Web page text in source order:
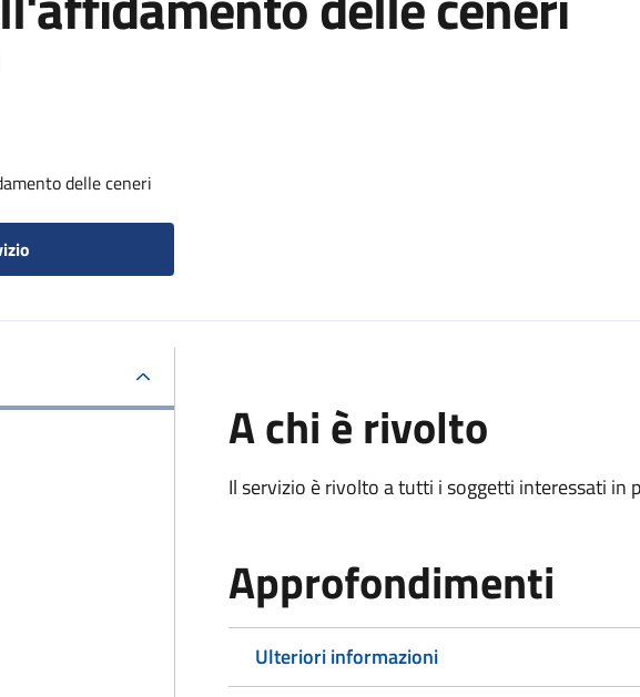
delle ceneri
A chi è rivolto
Il servizio è rivolto a tutti i soggetti interessati in
Approfondimenti
Ulteriori informazioni